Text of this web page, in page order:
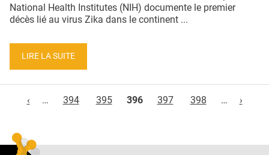
National Health Institutes (NIH) documente le premier
décès lié au virus Zika dans le continent ...
LIRE LA SUITE
‹
… 394 395 396 397 398 … ›